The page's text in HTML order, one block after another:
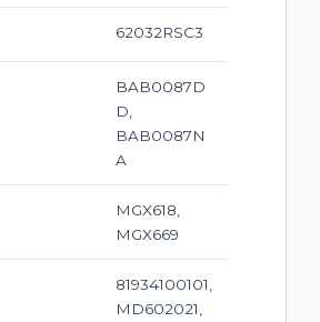
62032RSC3
BAB0087D
D,
BAB0087N
A
MGX618,
MGX669
81934100101,
MD602021,